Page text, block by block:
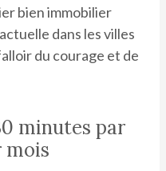
bien immobilier
dans les villes
du courage et de
minutes par
mois